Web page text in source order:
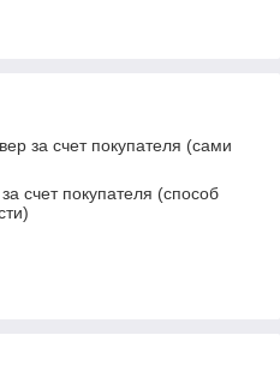
за счет покупателя (сами
счет покупателя (способ